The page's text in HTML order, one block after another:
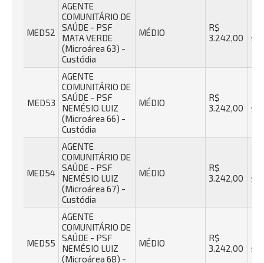
MED52
AGENTE
COMUNITÁRIO DE
SAÚDE - PSF
MATA VERDE
(Microárea 63) -
Custódia
MÉDIO
R$
3.242,00
MED53
AGENTE
COMUNITÁRIO DE
SAÚDE - PSF
NEMÉSIO LUIZ
(Microárea 66) -
Custódia
MÉDIO
R$
3.242,00
MED54
AGENTE
COMUNITÁRIO DE
SAÚDE - PSF
NEMÉSIO LUIZ
(Microárea 67) -
Custódia
MÉDIO
R$
3.242,00
MED55
AGENTE
COMUNITÁRIO DE
SAÚDE - PSF
NEMÉSIO LUIZ
(Microárea 68) -
MÉDIO
R$
3.242,00